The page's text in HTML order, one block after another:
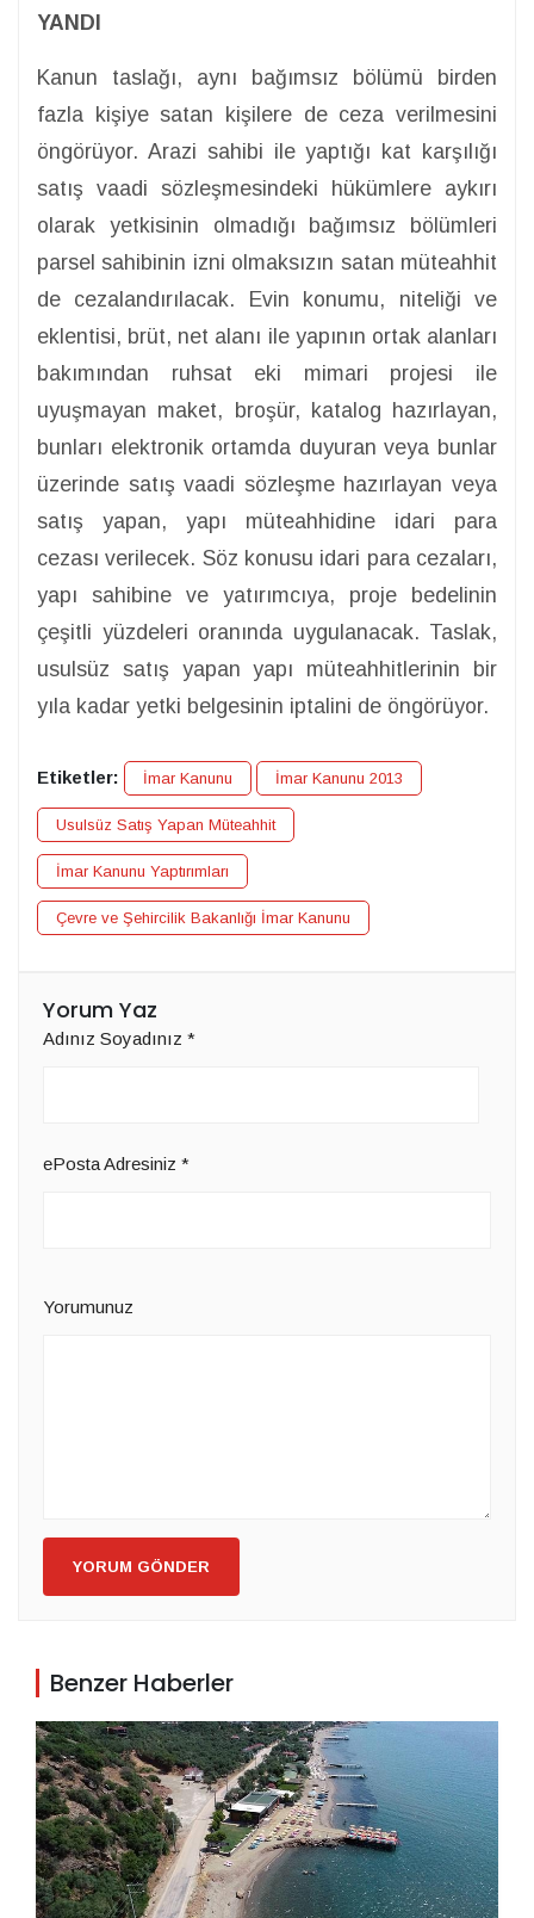
YANDI
Kanun taslağı, aynı bağımsız bölümü birden
fazla kişiye satan kişilere de ceza verilmesini
öngörüyor. Arazi sahibi ile yaptığı kat karşılığı
satış vaadi sözleşmesindeki hükümlere aykırı
olarak yetkisinin olmadığı bağımsız bölümleri
parsel sahibinin izni olmaksızın satan müteahhit
de cezalandırılacak. Evin konumu, niteliği ve
eklentisi, brüt, net alanı ile yapının ortak alanları
bakımından ruhsat eki mimari projesi ile
uyuşmayan maket, broşür, katalog hazırlayan,
bunları elektronik ortamda duyuran veya bunlar
üzerinde satış vaadi sözleşme hazırlayan veya
satış yapan, yapı müteahhidine idari para
cezası verilecek. Söz konusu idari para cezaları,
yapı sahibine ve yatırımcıya, proje bedelinin
çeşitli yüzdeleri oranında uygulanacak. Taslak,
usulsüz satış yapan yapı müteahhitlerinin bir
yıla kadar yetki belgesinin iptalini de öngörüyor.
Etiketler: İmar Kanunu İmar Kanunu 2013
Usulsüz Satış Yapan Müteahhit
İmar Kanunu Yaptırımları
Çevre ve Şehircilik Bakanlığı İmar Kanunu
Yorum Yaz
Adınız Soyadınız *
ePosta Adresiniz *
Yorumunuz
YORUM GÖNDER
Benzer Haberler